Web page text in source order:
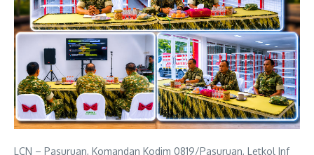
LCN – Pasuruan, Komandan Kodim 0819/Pasuruan, Letkol Inf